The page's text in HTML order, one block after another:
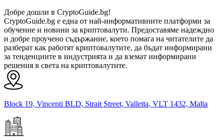
Добре дошли в CryptoGuide.bg!
CryptoGuide.bg е една от най-информативните платформи за
обучение и новини за криптовалути. Предоставяме надеждно
и добре проучено съдържание, което помага на читателите да
разберат как работят криптовалутите, да бъдат информирани
за тенденциите в индустрията и да вземат информирани
решения в света на криптовалутите.
Block 19, Vincenti BLD, Strait Street, Valletta, VLT 1432, Malta